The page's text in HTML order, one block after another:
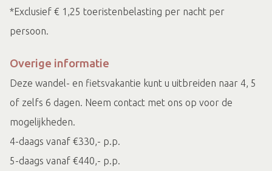
*Exclusief € 1,25 toeristenbelasting per nacht per
persoon.
Overige informatie
Deze wandel- en fietsvakantie kunt u uitbreiden naar 4, 5
of zelfs 6 dagen. Neem contact met ons op voor de
mogelijkheden.
4-daags vanaf €330,- p.p.
5-daags vanaf €440,- p.p.